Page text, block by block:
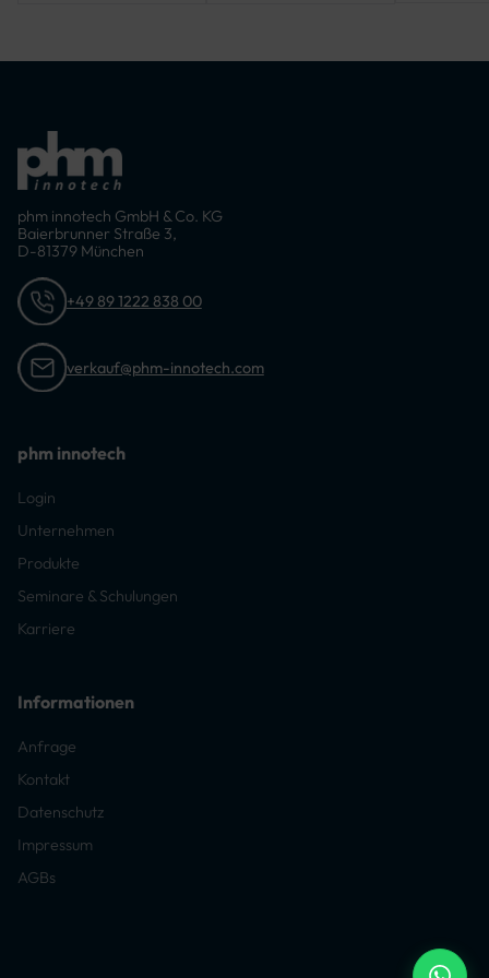
phm innotech GmbH & Co. KG
Baierbrunner Straße 3,
D-81379 München
+49 89 1222 838 00
verkauf@phm-innotech.com
phm innotech
Login
Unternehmen
Produkte
Seminare & Schulungen
Karriere
Informationen
Anfrage
Kontakt
Datenschutz
Impressum
AGBs